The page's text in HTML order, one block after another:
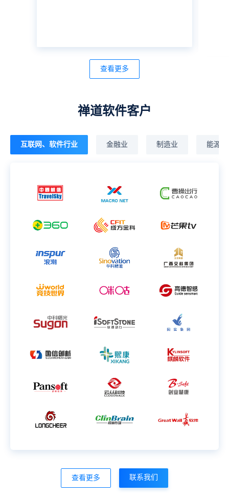
查看更多
禅道软件客户
互联网、软件行业 金融业 制造业 能源
查看更多 联系我们